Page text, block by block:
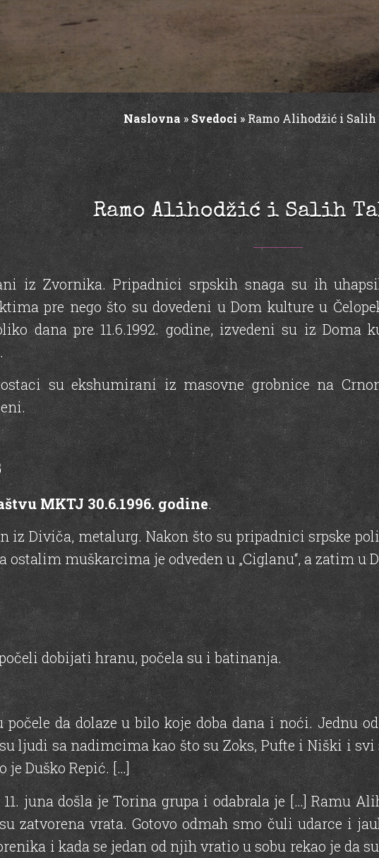
Naslovna» Svedoci »Ramo Alihodžić i
Ramo Alihodžić i Salih
iz Zvornika. Pripadnici srpskih snaga su ih
pre nego što su dovedeni u Dom kulture u
dana pre 11.6.1992. godine, izvedeni su iz
su ekshumirani iz masovne grobnice na
MKTJ 30.6.1996. godine.
iz Diviča, metalurg. Nakon što su pripadnici srpske
ostalim muškarcima je odveden u „Ciglanu“, a zatim u
dobijati hranu, počela su i batinanja.
počele da dolaze u bilo koje doba dana i noći. Jednu
ljudi sa nadimcima kao što su Zoks, Pufte i Niški i svi
je Duško Repić. […]
juna došla je Torina grupa i odabrala je […] Ramu
zatvorena vrata. Gotovo odmah smo čuli udarce i
i kada se jedan od njih vratio u sobu rekao je da